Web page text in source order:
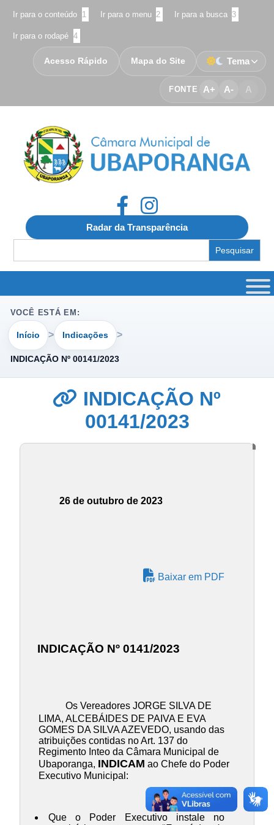
Ir para o conteúdo 1 Ir para o menu 2 Ir para a busca 3
Ir para o rodapé 4
FONTE A+ A- A
Acesso Rápido Mapa do Site Tema
Radar da Transparência
for:
VOCÊ ESTÁ EM:
Início Indicações
INDICAÇÃO Nº 00141/2023
INDICAÇÃO Nº
00141/2023
26 de outubro de 2023
Baixar em PDF
INDICAÇÃO Nº 0141/2023
Os Vereadores JORGE SILVA DE
LIMA, ALCEBÁIDES DE PAIVA E EVA
GOMES DA SILVA AZEVEDO, usando das
atribuições contidas no Art. 137 do
Regimento Inteo da Câmara Municipal de
Ubaporanga, INDICAM ao Chefe do Poder
Executivo Municipal:
Que o Poder Executivo instale no